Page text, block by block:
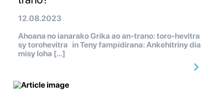
12.08.2023
Ahoana no ianarako Grika ao an-trano: toro-hevitra
sy torohevitra in Teny fampidirana: Ankehitriny dia
misy loha […]